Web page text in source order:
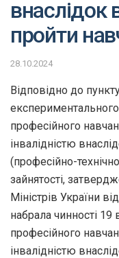
внаслідок
пройти
28.10.2024
Відповідно до
експериментального
професійного
інвалідністю
(професійно-
зайнятості,
Міністрів України
набрала чинності 19
професійного
інвалідністю